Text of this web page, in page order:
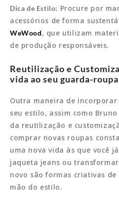
Dica de Estilo: Procure por
acessórios de forma
WeWood, que utilizam
de produção responsáveis.
Reutilização e
vida ao seu guarda-roupa
Outra maneira de
seu estilo, assim como
da reutilização e
comprar novas roupas
uma nova vida às que você
jaqueta jeans ou
novo são formas criativas
mão do estilo.